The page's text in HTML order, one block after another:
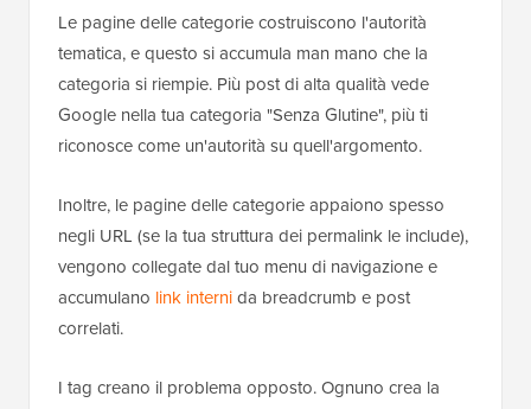
Le pagine delle categorie costruiscono l'autorità
tematica, e questo si accumula man mano che la
categoria si riempie. Più post di alta qualità vede
Google nella tua categoria "Senza Glutine", più ti
riconosce come un'autorità su quell'argomento.
Inoltre, le pagine delle categorie appaiono spesso
negli URL (se la tua struttura dei permalink le include),
vengono collegate dal tuo menu di navigazione e
accumulano link internida breadcrumb e post
correlati.
I tag creano il problema opposto. Ognuno crea la